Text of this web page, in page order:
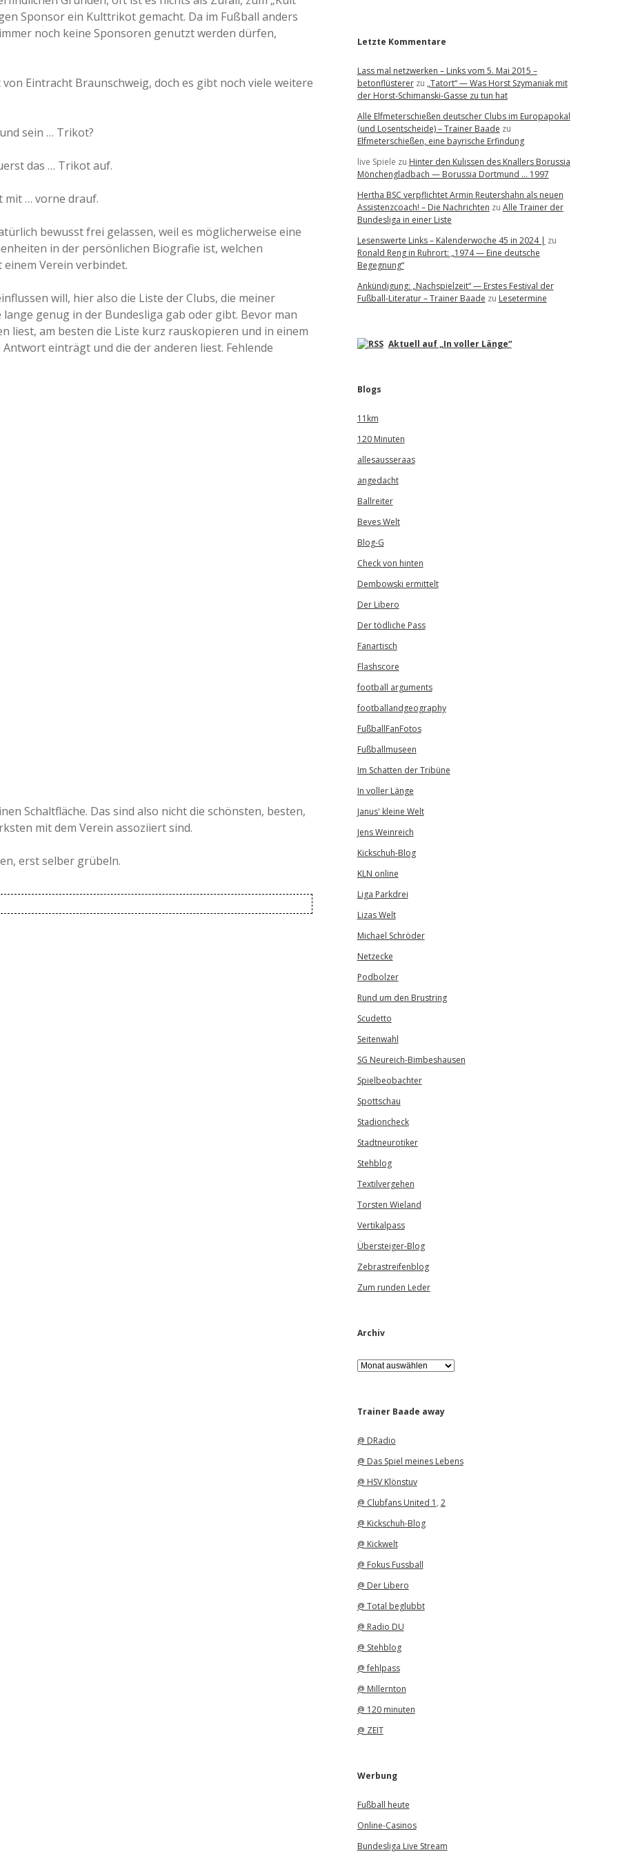
a
a
d
e
Sponsor ein Kulttrikot gemacht. Da im Fußball anders
noch keine Sponsoren genutzt werden dürfen,
Eintracht Braunschweig, doch es gibt noch viele weitere
sein … Trikot?
das … Trikot auf.
mit … vorne drauf.
bewusst frei gelassen, weil es möglicherweise eine
in der persönlichen Biografie ist, welchen
Verein verbindet.
will, hier also die Liste der Clubs, die meiner
genug in der Bundesliga gab oder gibt. Bevor man
liest, am besten die Liste kurz rauskopieren und in einem
einträgt und die der anderen liest. Fehlende
Schaltfläche. Das sind also nicht die schönsten, besten,
mit dem Verein assoziiert sind.
erst selber grübeln.
Letzte Kommentare
Lass mal netzwerken – Links vom 5. Mai 2015 –
betonflüstererzu „Tatort“ — Was Horst Szymaniak mit
der Horst-Schimanski-Gasse zu tun hat
Alle Elfmeterschießen deutscher Clubs im Europapokal
(und Losentscheide) – Trainer Baade zu
Elfmeterschießen, eine bayrische Erfindung
live Spiele zu Hinter den Kulissen des Knallers Borussia
Mönchengladbach — Borussia Dortmund … 1997
Hertha BSC verpflichtet Armin Reutershahn als neuen
Assistenzcoach! – Die Nachrichten zu Alle Trainer der
Bundesliga in einer Liste
Lesenswerte Links – Kalenderwoche 45 in 2024 | zu
Ronald Reng in Ruhrort: „1974 — Eine deutsche
Begegnung“
Ankündigung: „Nachspielzeit“ — Erstes Festival der
Fußball-Literatur – Trainer Baade zu Lesetermine
Aktuell auf „In voller Länge“
Blogs
11km
120 Minuten
allesausseraas
angedacht
Ballreiter
Beves Welt
Blog-G
Check von hinten
Dembowski ermittelt
Der Libero
Der tödliche Pass
Fanartisch
Flashscore
football arguments
footballandgeography
FußballFanFotos
Fußballmuseen
Im Schatten der Tribüne
In voller Länge
Janus' kleine Welt
Jens Weinreich
Kickschuh-Blog
KLN online
Liga Parkdrei
Lizas Welt
Michael Schröder
Netzecke
Podbolzer
Rund um den Brustring
Scudetto
Seitenwahl
SG Neureich-Bimbeshausen
Spielbeobachter
Spottschau
Stadioncheck
Stadtneurotiker
Stehblog
Textilvergehen
Torsten Wieland
Vertikalpass
Übersteiger-Blog
Zebrastreifenblog
Zum runden Leder
Archiv
A
r
iTrainer Baade away
@ DRadio
@ Das Spiel meines Lebens
@ HSV Klönstuv
@ Clubfans United 1 , 2
@ Kickschuh-Blog
@ Kickwelt
@ Fokus Fussball
@ Der Libero
@ Total beglubbt
@ Radio DU
@ Stehblog
@ fehlpass
@ Millernton
@ 120 minuten
@ ZEIT
Werbung
Fußball heute
Online-Casinos
Bundesliga Live Stream